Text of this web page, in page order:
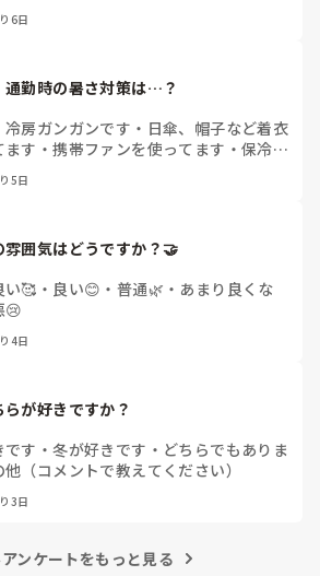
6日
通勤時の暑さ対策は…？
冷房ガンガンです ・ 日傘、帽子など着衣
ます ・携帯ファンを使ってます ・ 保冷剤
（コメントで教えて下さい）
5日
雰囲気はどうですか？🤝
い🥰 ・ 良い😊 ・ 普通🌿 ・ あまり良くな
😢
4日
が好きですか？
です ・冬が好きです ・ どちらでもありま
他（コメントで教えてください）
3日
ンケートをもっと見る